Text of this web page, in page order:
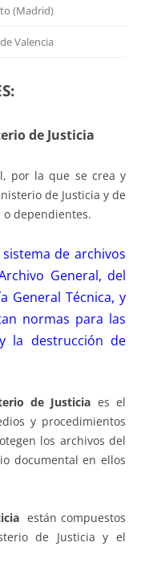
(Madrid)
Valencia
de Justicia
por la que se crea y
de Justicia y de
o dependientes.
de archivos
General, del
General Técnica, y
normas para las
la destrucción de
de Justicia es el
y procedimientos
los archivos del
documental en ellos
están compuestos
de Justicia y el